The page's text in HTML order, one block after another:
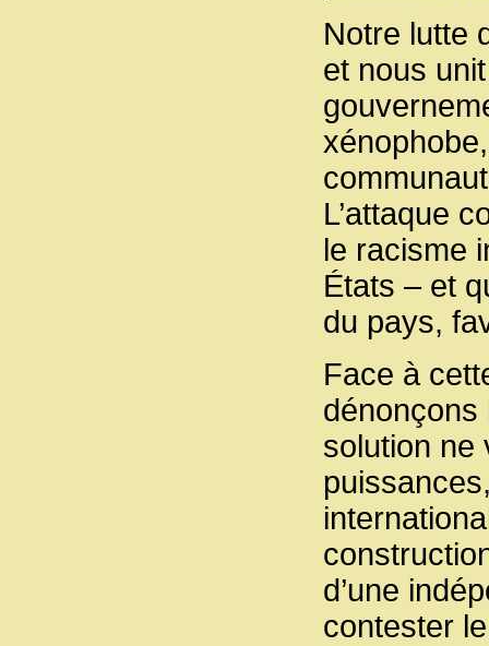
Notre lutte
et nous
L’attaque
le racisme
États – et
du pays,
Face à
dénonçons
solution ne
d’une
contester